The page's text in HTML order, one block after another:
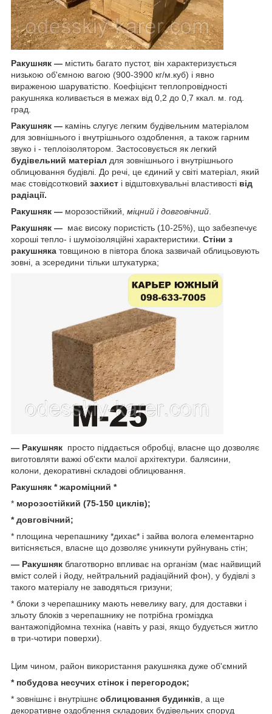
Ракушняк — містить багато пустот, він характеризується
низькою об'ємною вагою (900-3900 кг/м.куб) і явно
вираженою шаруватістю. Коефіцієнт теплопровідності
ракушняка коливається в межах від 0,2 до 0,7 ккал. м. год.
град.
Ракушняк — камінь слугує легким будівельним матеріалом
для зовнішнього і внутрішнього оздоблення, а також гарним
звуко і - теплоізолятором. Застосовується як легкий
будівельний матеріал для зовнішнього і внутрішнього
облицювання будівлі. До речі, це єдиний у світі матеріал, який
має стовідсотковий захист і відштовхувальні властивості від
радіації.
Ракушняк — морозостійкий, міцний і довговічний
Ракушняк — має високу пористість (10-25%), що забезпечує
хороші тепло- і шумоізоляційні характеристики. Стіни з
ракушняка товщиною в півтора блока зазвичай облицьовують
зовні, а зсередини тільки штукатурка;
— Ракушняк просто піддається обробці, власне що дозволяє
виготовляти важкі об'єкти малої архітектури. балясини,
колони, декоративні складові облицювання.
Ракушняк * жароміцний *
* морозостійкий (75-150 циклів);
* довговічний;
* площина черепашнику *дихає* і зайва волога елементарно
витісняється, власне що дозволяє уникнути руйнувань стін;
— Ракушняк благотворно впливає на організм (має найвищий
вміст солей і йоду, нейтральний радіаційний фон), у будівлі з
такого матеріалу не заводяться гризуни;
* блоки з черепашнику мають невелику вагу, для доставки і
зльоту блоків з черепашнику не потрібна громіздка
вантажопідйомна техніка (навіть у разі, якщо будується житло
в три-чотири поверхи).
Цим чином, район використання ракушняка дуже об'ємний
* побудова несучих стінок і перегородок;
* зовнішнє і внутрішнє облицювання будинків, а ще
декоративне оздоблення складових будівельних споруд